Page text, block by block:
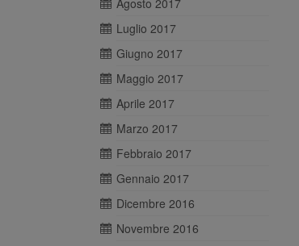
Agosto 2017
Luglio 2017
Giugno 2017
Maggio 2017
Aprile 2017
Marzo 2017
Febbraio 2017
Gennaio 2017
Dicembre 2016
Novembre 2016